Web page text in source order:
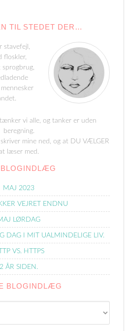
TIL STEDET DER…
stavefejl,
floskler,
sprogbrug,
vi alle, og tanker er uden
beregning.
mine ned, og at DU VÆLGER
læser med.
MAJ 2023
VEJRET ENDNU
LØRDAG
DAG I MIT UALMINDELIGE LIV.
VS. HTTPS
2 ÅR SIDEN.
BLOGINDLÆG